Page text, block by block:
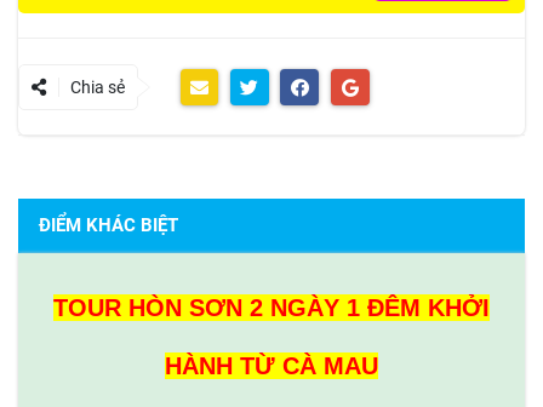
Chia sẻ
ĐIỂM KHÁC BIỆT
TOUR HÒN SƠN 2 NGÀY 1 ĐÊM KHỞI
HÀNH TỪ CÀ MAU